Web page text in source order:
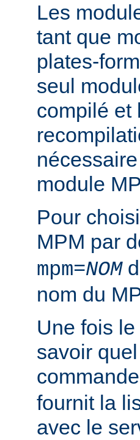
Les
tant que
plates-
seul
compilé et
module
Pour
MPM par
mpm=NOM
nom du
Une fois
savoir
commande
fournit la
avec le